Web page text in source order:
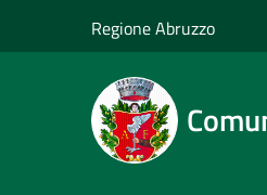
Regione Abruzzo